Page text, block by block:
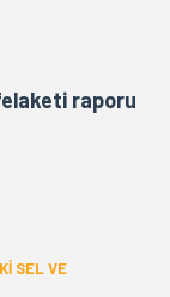
raporu
SEL VE